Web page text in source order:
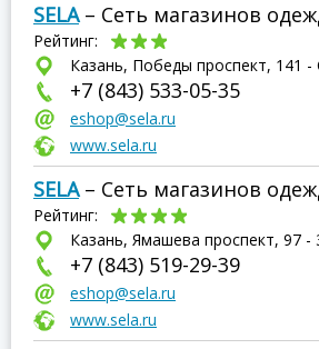
SELA– Сеть магазинов
Рейтинг:
Казань, Победы проспект, 141
+7 (843) 533-05-35
eshop@sela.ru
www.sela.ru
SELA– Сеть магазинов
Рейтинг:
Казань, Ямашева проспект, 97 -
+7 (843) 519-29-39
eshop@sela.ru
www.sela.ru